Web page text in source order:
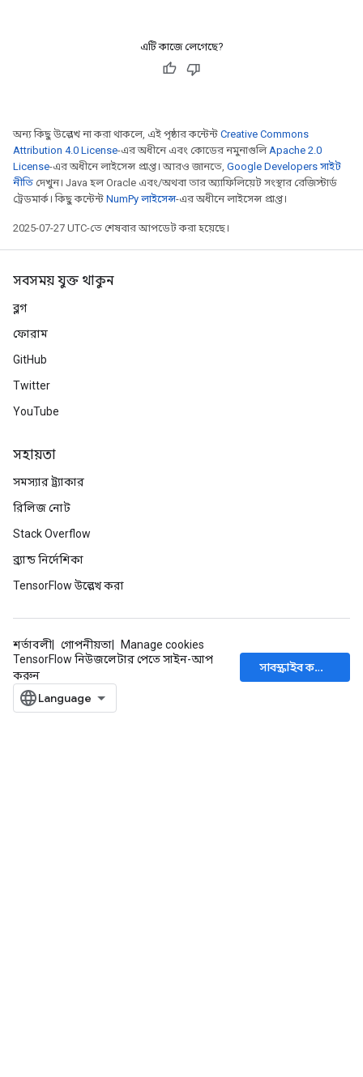
এটি কাজে লেগেছে?
অন্য কিছু উল্লেখ না করা থাকলে, এই পৃষ্ঠার কন্টেন্ট Creative Commons
Attribution 4.0 License-এর অধীনে এবং কোডের নমুনাগুলিApache 2.0
License-এর অধীনে লাইসেন্স প্রাপ্ত। আরও জানতে, Google Developers সাইট
নীতি দেখুন। Java হল Oracle এবং/অথবা তার অ্যাফিলিয়েট সংস্থার রেজিস্টার্ড
ট্রেডমার্ক। কিছু কন্টেন্ট NumPy লাইসেন্স-এর অধীনে লাইসেন্স প্রাপ্ত।
2025-07-27 UTC-তে শেষবার আপডেট করা হয়েছে।
সবসময় যুক্ত থাকুন
ব্লগ
ফোরাম
GitHub
Twitter
YouTube
সহায়তা
সমস্যার ট্র্যাকার
রিলিজ নোট
Stack Overflow
ব্র্যান্ড নির্দেশিকা
TensorFlow উল্লেখ করা
শর্তাবলী গোপনীয়তা
Manage cookies
TensorFlow নিউজলেটার পেতে সাইন-আপ
করুন
সাবস্ক্রাইব করুন